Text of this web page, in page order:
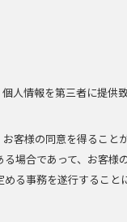
人情報を第三者に提供致
客様の同意を得ること
場合であって、お客様
る事務を遂行するこ